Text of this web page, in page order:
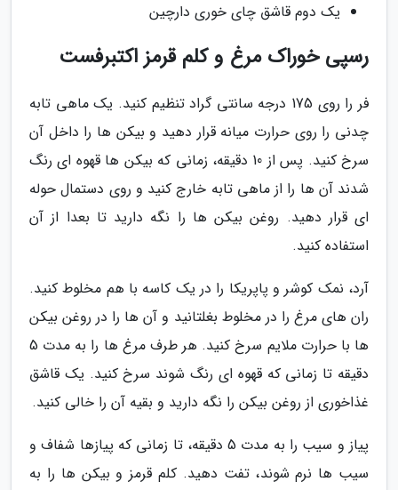
یک دوم قاشق چای خوری دارچین
رسپی خوراک مرغ و کلم قرمز اکتبرفست
فر را روی 175 درجه سانتی گراد تنظیم کنید. یک ماهی تابه
چدنی را روی حرارت میانه قرار دهید و بیکن ها را داخل آن
سرخ کنید. پس از 10 دقیقه، زمانی که بیکن ها قهوه ای رنگ
شدند آن ها را از ماهی تابه خارج کنید و روی دستمال حوله
ای قرار دهید. روغن بیکن ها را نگه دارید تا بعدا از آن
استفاده کنید.
آرد، نمک کوشر و پاپریکا را در یک کاسه با هم مخلوط کنید.
ران های مرغ را در مخلوط بغلتانید و آن ها را در روغن بیکن
ها با حرارت ملایم سرخ کنید. هر طرف مرغ ها را به مدت 5
دقیقه تا زمانی که قهوه ای رنگ شوند سرخ کنید. یک قاشق
غذاخوری از روغن بیکن را نگه دارید و بقیه آن را خالی کنید.
پیاز و سیب را به مدت 5 دقیقه، تا زمانی که پیازها شفاف و
سیب ها نرم شوند، تفت دهید. کلم قرمز و بیکن ها را به